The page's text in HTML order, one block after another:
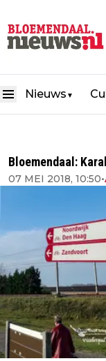
Nieuws ▼
Bloemendaal:
07 MEI 2018, 10:50•